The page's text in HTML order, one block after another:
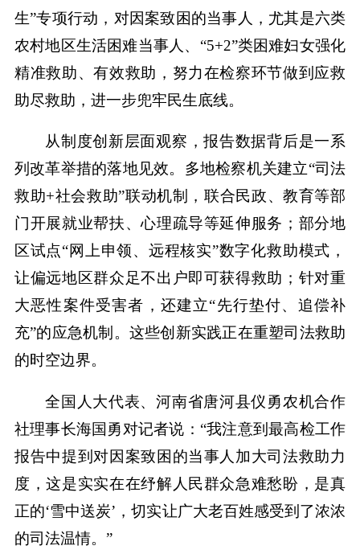
生”专项行动，对因案致困的当事人，尤其是六类
农村地区生活困难当事人、“5+2”类困难妇女强化
精准救助、有效救助，努力在检察环节做到应救
助尽救助，进一步兜牢民生底线。
从制度创新层面观察，报告数据背后是一系
列改革举措的落地见效。多地检察机关建立“司法
救助+社会救助”联动机制，联合民政、教育等部
门开展就业帮扶、心理疏导等延伸服务；部分地
区试点“网上申领、远程核实”数字化救助模式，
让偏远地区群众足不出户即可获得救助；针对重
大恶性案件受害者，还建立“先行垫付、追偿补
充”的应急机制。这些创新实践正在重塑司法救助
的时空边界。
全国人大代表、河南省唐河县仪勇农机合作
社理事长海国勇对记者说：“我注意到最高检工作
报告中提到对因案致困的当事人加大司法救助力
度，这是实实在在纾解人民群众急难愁盼，是真
正的‘雪中送炭’，切实让广大老百姓感受到了浓浓
的司法温情。”